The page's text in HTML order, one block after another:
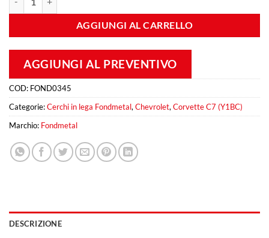
AGGIUNGI AL CARRELLO
AGGIUNGI AL PREVENTIVO
COD: FOND0345
Categorie:Cerchi in lega Fondmetal, Chevrolet, Corvette C7 (Y1BC)
Marchio: Fondmetal
DESCRIZIONE